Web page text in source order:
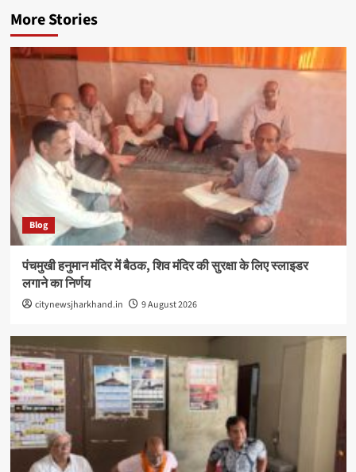
More Stories
Blog
पंचमुखी हनुमान मंदिर में बैठक, शिव मंदिर की सुरक्षा के लिए स्लाइडर
लगाने का निर्णय
citynewsjharkhand.in 9 August 2026